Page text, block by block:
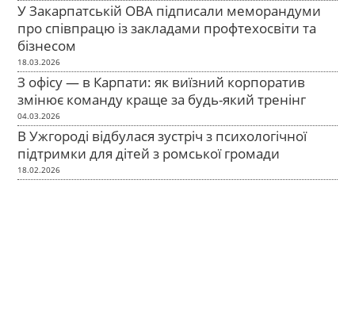
У Закарпатській ОВА підписали меморандуми
про співпрацю із закладами профтехосвіти та
бізнесом
18.03.2026
З офісу — в Карпати: як виїзний корпоратив
змінює команду краще за будь-який тренінг
04.03.2026
В Ужгороді відбулася зустріч з психологічної
підтримки для дітей з ромської громади
18.02.2026